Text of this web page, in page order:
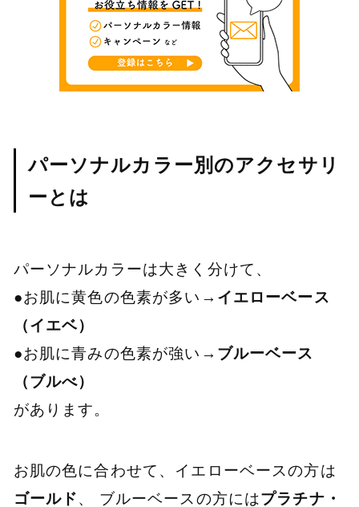
パーソナルカラー別のアクセサリ
ーとは
パーソナルカラーは大きく分けて、
●お肌に黄色の色素が多い→ イエローベース
（イエベ）
●お肌に青みの色素が強い→ ブルーベース
（ブルべ）
があります。
お肌の色に合わせて、イエローベースの方は
ゴールド、 ブルーベースの方にはプラチナ・